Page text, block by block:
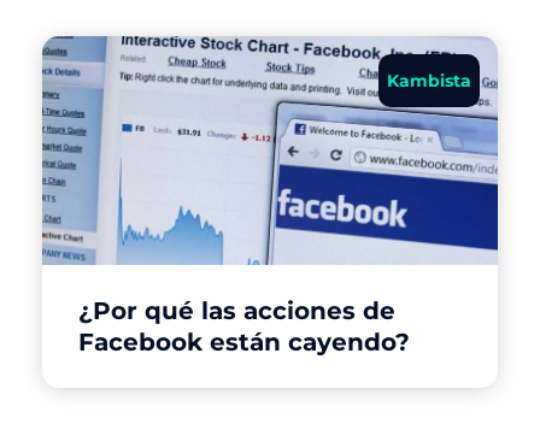
Kambista
¿Por qué las acciones de
Facebook están cayendo?